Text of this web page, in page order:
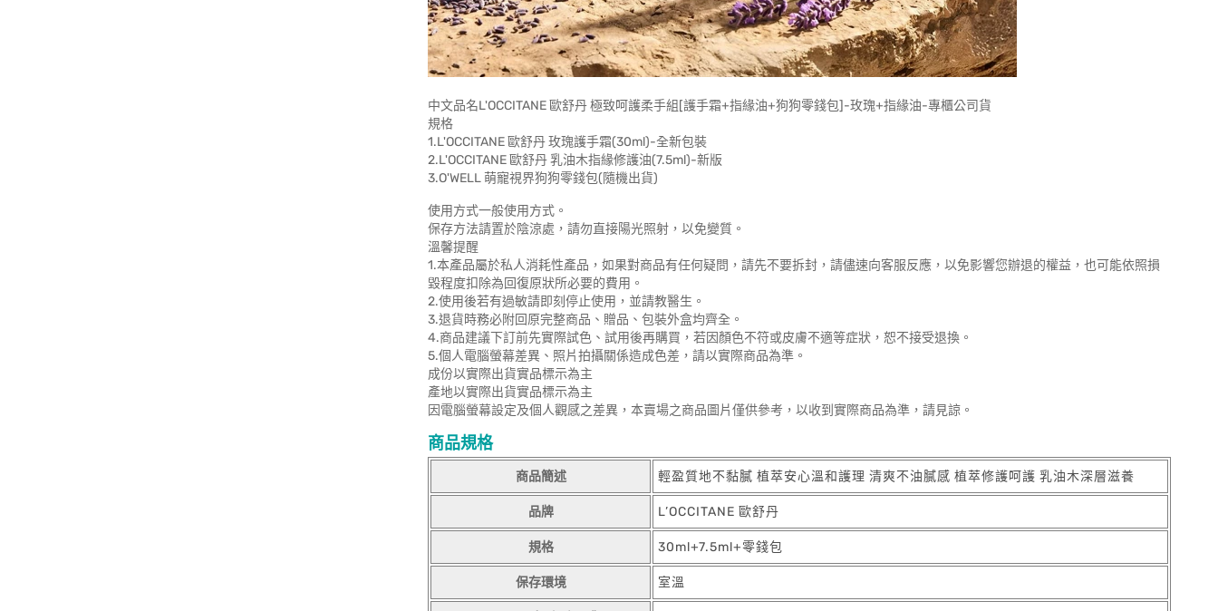
中文品名L'OCCITANE 歐舒丹 極致呵護柔手組[護手霜+指緣油+狗狗零錢包]-玫瑰+指緣油-專櫃公司貨
規格
1.L'OCCITANE 歐舒丹 玫瑰護手霜(30ml)-全新包裝
2.L'OCCITANE 歐舒丹 乳油木指緣修護油(7.5ml)-新版
3.O'WELL 萌寵視界狗狗零錢包(隨機出貨)
使用方式一般使用方式。
保存方法請置於陰涼處，請勿直接陽光照射，以免變質。
溫馨提醒
1.本產品屬於私人消耗性產品，如果對商品有任何疑問，請先不要拆封，請儘速向客服反應，以免影響您辦退的權益，也可能依照損
毀程度扣除為回復原狀所必要的費用。
2.使用後若有過敏請即刻停止使用，並請教醫生。
3.退貨時務必附回原完整商品、贈品、包裝外盒均齊全。
4.商品建議下訂前先實際試色、試用後再購買，若因顏色不符或皮膚不適等症狀，恕不接受退換。
5.個人電腦螢幕差異、照片拍攝關係造成色差，請以實際商品為準。
成份以實際出貨實品標示為主
產地以實際出貨實品標示為主
因電腦螢幕設定及個人觀感之差異，本賣場之商品圖片僅供參考，以收到實際商品為準，請見諒。
商品規格
商品簡述 輕盈質地不黏膩 植萃安心溫和護理 清爽不油膩感 植萃修護呵護 乳油木深層滋養
品牌 L’OCCITANE 歐舒丹
規格 30ml+7.5ml+零錢包
保存環境 室溫